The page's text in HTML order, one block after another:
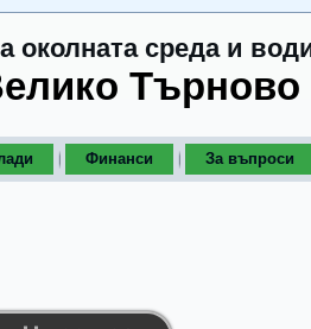
околната среда и
Търново
Финанси За въпроси